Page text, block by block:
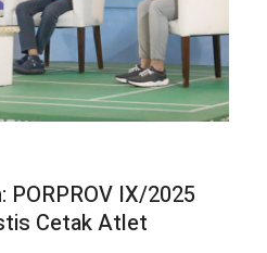
IX/2025
Cetak Atlet